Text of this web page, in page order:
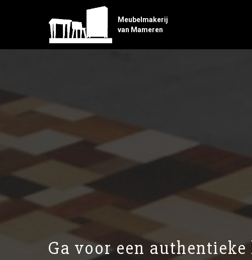
Meubelmakerij
van Mameren
Ga voor een